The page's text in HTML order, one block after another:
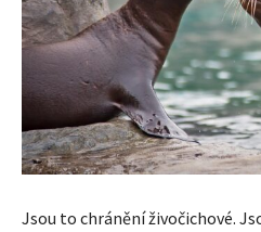
Jsou to chránění živočichové.